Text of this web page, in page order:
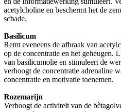
acetylcholine en beschermt het de
schade.
Basilicum
Remt eveneens de afbraak van
op de concentratie en het geheugen.
van basilicumolie en stimuleert de
verhoogt de concentratie adrenaline
concentratie en motivatie toenemen.
Rozemarijn
Verhoogt de activiteit van de